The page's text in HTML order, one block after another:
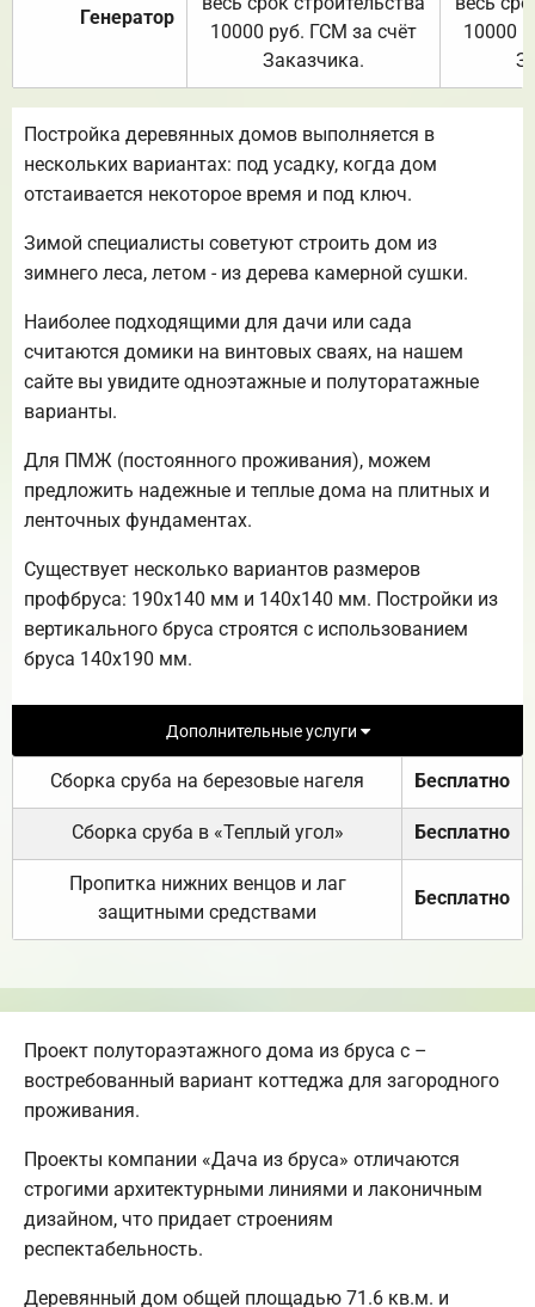
Генератор
10000 руб. ГСМ за счёт
Заказчика.
10000
Постройка деревянных домов выполняется в
нескольких вариантах: под усадку, когда дом
отстаивается некоторое время и под ключ.
Зимой специалисты советуют строить дом из
зимнего леса, летом - из дерева камерной сушки.
Наиболее подходящими для дачи или сада
считаются домики на винтовых сваях, на нашем
сайте вы увидите одноэтажные и полуторатажные
варианты.
Для ПМЖ (постоянного проживания), можем
предложить надежные и теплые дома на плитных и
ленточных фундаментах.
Существует несколько вариантов размеров
профбруса: 190х140 мм и 140х140 мм. Постройки из
вертикального бруса строятся с использованием
бруса 140х190 мм.
Дополнительные услуги
Сборка сруба на березовые нагеля Бесплатно
Сборка сруба в «Теплый угол» Бесплатно
Пропитка нижних венцов и лаг
защитными средствами
Бесплатно
Проект полутораэтажного дома из бруса с –
востребованный вариант коттеджа для загородного
проживания.
Проекты компании «Дача из бруса» отличаются
строгими архитектурными линиями и лаконичным
дизайном, что придает строениям
респектабельность.
Деревянный дом общей площадью 71.6 кв.м. и